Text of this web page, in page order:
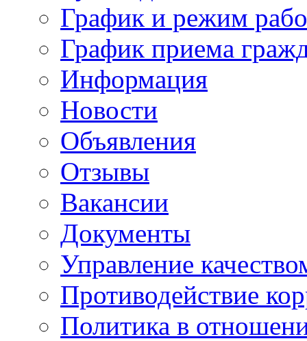
График и режим
График приема
Информация
Новости
Объявления
Отзывы
Вакансии
Документы
Управление
Противодействие
Политика в